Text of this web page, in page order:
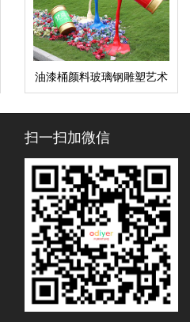
油漆桶颜料玻璃钢雕塑艺术
景观广场雕塑
扫一扫加微信